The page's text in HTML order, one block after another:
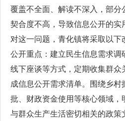
覆盖不全面、解读不深入，部分
契合度不高，导致信息公开的实
对这一问题，青化镇将采取以下
公开重点：建立民生信息需求调
线下座谈等方式，定期收集群众
成信息公开需求清单。围绕乡
批、财政资金使用等核心领域，
与群众生产生活密切相关的政策